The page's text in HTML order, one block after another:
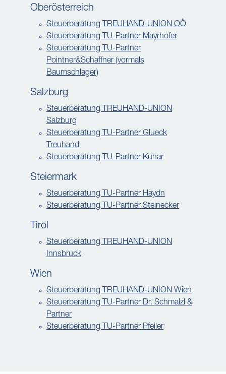
Oberösterreich
Steuerberatung TREUHAND-UNION OÖ
Steuerberatung TU-Partner Mayrhofer
Steuerberatung TU-Partner
Pointner&Schaffner (vormals
Baumschlager)
Salzburg
Steuerberatung TREUHAND-UNION
Salzburg
Steuerberatung TU-Partner Glueck
Treuhand
Steuerberatung TU-Partner Kuhar
Steiermark
Steuerberatung TU-Partner Haydn
Steuerberatung TU-Partner Steinecker
Tirol
Steuerberatung TREUHAND-UNION
Innsbruck
Wien
Steuerberatung TREUHAND-UNION Wien
Steuerberatung TU-Partner Dr. Schmalzl &
Partner
Steuerberatung TU-Partner Pfeiler